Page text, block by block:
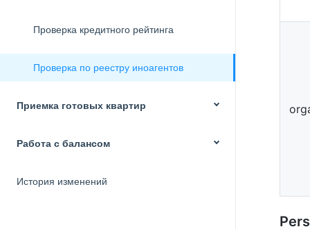
Проверка кредитного рейтинга
Проверка по реестру иноагентов
Приемка готовых квартир
Работа с балансом
История изменений